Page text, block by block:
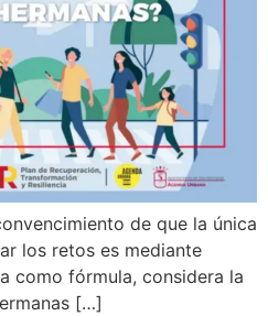
de que la única
los retos es mediante
como fórmula, considera la
[…]